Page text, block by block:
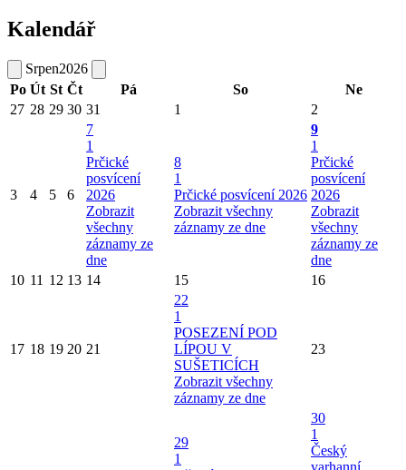
Kalendář
Srpen2026
Po Út St Čt Pá So
Ne
27 28 29 30 31 1 2
3 4 5 6
7
1
Prčické
posvícení
2026
Zobrazit
všechny
záznamy ze
dne
8
1
Prčické posvícení 2026
Zobrazit všechny
záznamy ze dne
9
1
Prčické
posvícení
2026
Zobrazit
všechny
záznamy ze
dne
10 11 12 13 14 15 16
17 18 19 20 21
22
1
POSEZENÍ POD
LÍPOU V
SUŠETICÍCH
Zobrazit všechny
záznamy ze dne
23
29
1
30
1
Český
varhanní